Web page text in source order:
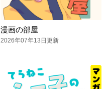
漫画の部屋
2026年07年13日更新